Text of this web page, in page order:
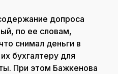
допроса
по ее словам,
снимал деньги в
бухгалтеру для
При этом Бажкенова